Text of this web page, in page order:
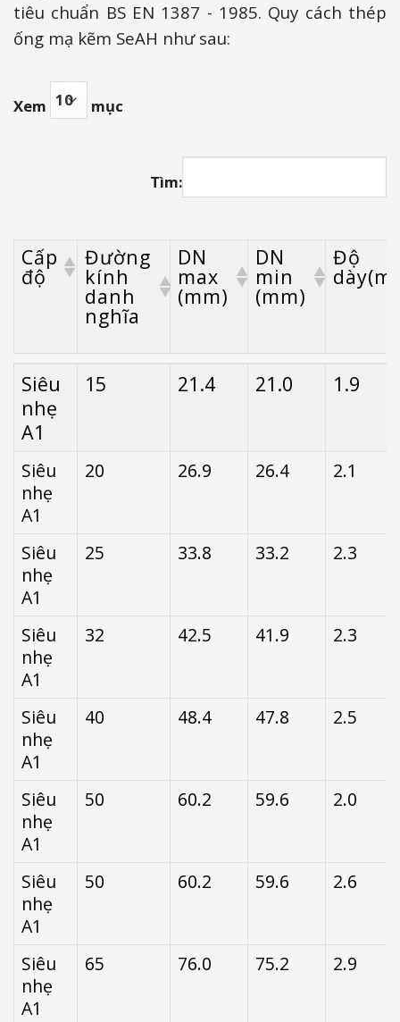
tiêu chuẩn BS EN 1387 - 1985. Quy cách thép
ống mạ kẽm SeAH như sau:
Xem mục
Tìm:
Cấp
độ
Đường
kính
danh
nghĩa
DN
max
(mm)
DN
min
(mm)
Độ
Cấp
độ
Đường
kính
DN
max
DN
min
Độ
Siêu
nhẹ
A1
15 21.4 21.0 1.9
Siêu
nhẹ
A1
20 26.9 26.4 2.1
Siêu
nhẹ
A1
25 33.8 33.2 2.3
Siêu
nhẹ
A1
32 42.5 41.9 2.3
Siêu
nhẹ
A1
40 48.4 47.8 2.5
Siêu
nhẹ
A1
50 60.2 59.6 2.0
Siêu
nhẹ
A1
50 60.2 59.6 2.6
Siêu
nhẹ
A1
65 76.0 75.2 2.9